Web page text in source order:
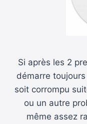
Si après les 2
démarre
soit corrompu
ou un autre
même assez